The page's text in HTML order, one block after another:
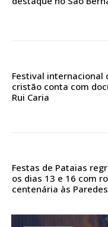
Acesso aos
Festival internacional
cristão conta com
Rui Caria
Festas de Pataias
os dias 13 e 16 com
centenária às Paredes